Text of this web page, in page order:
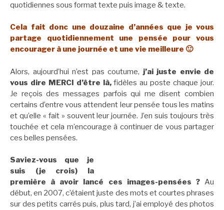
quotidiennes sous format texte puis image & texte.
Cela fait donc une douzaine d’années que je vous
partage quotidiennement une pensée pour vous
encourager à une journée et une vie meilleure 🙂
Alors, aujourd’hui n’est pas coutume, j’ai juste envie de
vous dire MERCI d’être là,fidèles au poste chaque jour.
Je reçois des messages parfois qui me disent combien
certains d’entre vous attendent leur pensée tous les matins
et qu’elle « fait » souvent leur journée. J’en suis toujours très
touchée et cela m’encourage à continuer de vous partager
ces belles pensées.
Saviez-vous que je
suis (je crois) la
première à avoir lancé ces images-pensées ?Au
début, en 2007, c’étaient juste des mots et courtes phrases
sur des petits carrés puis, plus tard, j’ai employé des photos